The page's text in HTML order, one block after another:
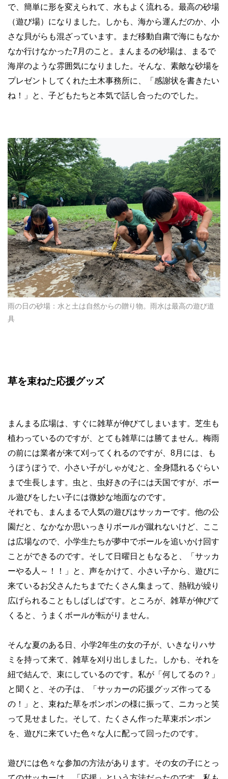
で、簡単に形を変えられて、水もよく流れる。最高の砂場
（遊び場）になりました。しかも、海から運んだのか、小
さな貝がらも混ざっています。まだ移動自粛で海にもなか
なか行けなかった7月のこと。まんまるの砂場は、まるで
海岸のような雰囲気になりました。そんな、素敵な砂場を
プレゼントしてくれた土木事務所に、「感謝状を書きたい
ね！」と、子どもたちと本気で話し合ったのでした。
雨の日の砂場：水と土は自然からの贈り物。雨水は最高の遊び道
具
草を束ねた応援グッズ
まんまる広場は、すぐに雑草が伸びてしまいます。芝生も
植わっているのですが、とても雑草には勝てません。梅雨
の前には業者が来て刈ってくれるのですが、 8月には、も
うぼうぼうで、小さい子がしゃがむと、全身隠れるぐらい
まで生長します。虫と、虫好きの子には天国ですが、ボー
ル遊びをしたい子には微妙な地面なのです。
それでも、まんまるで人気の遊びはサッカーです。他の公
園だと、なかなか思いっきりボールが蹴れないけど、ここ
は広場なので、小学生たちが夢中でボールを追いかけ回す
ことができるのです。そして日曜日ともなると、「サッカ
ーやる人～！！」と、声をかけて、小さい子から、遊びに
来ているお父さんたちまでたくさん集まって、熱戦が繰り
広げられることもしばしばです。ところが、雑草が伸びて
くると、うまくボールが転がりません。
そんな夏のある日、小学2年生の女の子が、いきなりハサ
ミを持って来て、雑草を刈り出しました。しかも、それを
紐で結んで、束にしているのです。私が「何してるの？」
と聞くと、その子は、「サッカーの応援グッズ作ってる
の！」と、束ねた草をボンボンの様に振って、ニカっと笑
って見せました。そして、たくさん作った草束ボンボン
を、遊びに来ていた色々な人に配って回ったのです。
遊びには色々な参加の方法があります。その女の子にとっ